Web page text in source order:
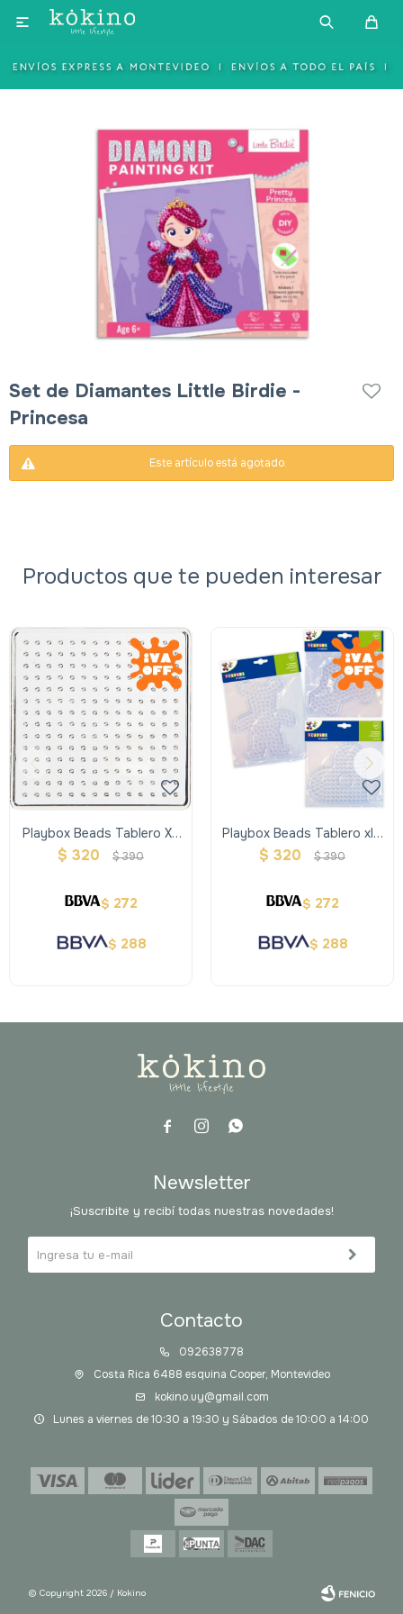

Set de Diamantes Little Birdie -
Princesa
Este artículo está agotado.
Productos que te pueden interesar
Playbox Beads Tablero Xl-
Cuadrado Encastrable
$ 320 $390
$ 272
$ 288
Playbox Beads Tablero xl -
Auto
$ 320 $390
$ 272
$ 288
  
Contacto
092638778
Costa Rica 6488 esquina Cooper, Montevideo
kokino.uy@gmail.com
Lunes a viernes de 10:30 a 19:30 y Sábados de 10:00 a 14:00
Newsletter
¡Suscribite y recibí todas nuestras novedades!
© Copyright 2026 / Kokino